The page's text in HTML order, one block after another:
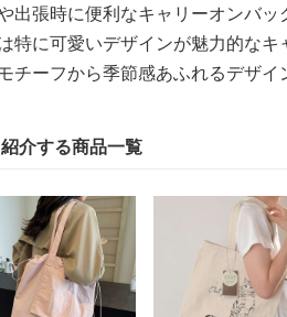
出張時に便利なキャリーオンバッ
特に可愛いデザインが魅力的なキ
チーフから季節感あふれるデザイ
介する商品一覧